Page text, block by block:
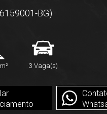
BG)
3 Vaga(s)